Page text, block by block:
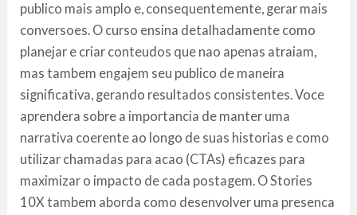
publico mais amplo e, consequentemente, gerar mais
conversoes. O curso ensina detalhadamente como
planejar e criar conteudos que nao apenas atraiam,
mas tambem engajem seu publico de maneira
significativa, gerando resultados consistentes. Voce
aprendera sobre a importancia de manter uma
narrativa coerente ao longo de suas historias e como
utilizar chamadas para acao (CTAs) eficazes para
maximizar o impacto de cada postagem. O Stories
10X tambem aborda como desenvolver uma presenca